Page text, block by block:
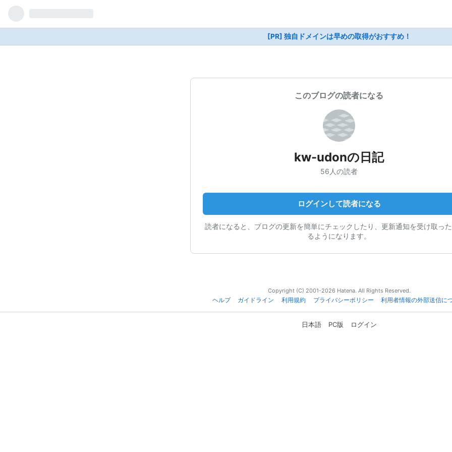
[PR] 独自ドメインは早めの取得がおすすめ！
このブログの読者になる
kw-udonの日記
56人の読者
ログインして読者になる
読者になると、ブログの更新を簡単にチェックしたり、更新通知を受け取っ
るようになります。
Copyright (C) 2001-2026 Hatena. All Rights Reserved.
ヘルプ
ガイドライン 利用規約 プライバシーポリシー 利用者情報の外部送信に
日本語 PC版 ログイン